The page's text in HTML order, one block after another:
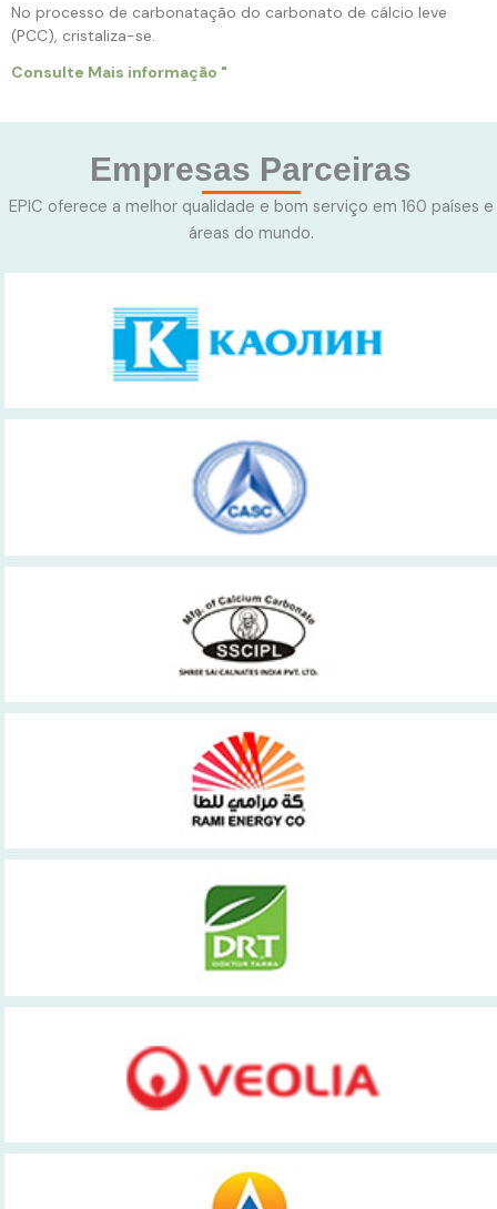
No processo de carbonatação do carbonato de cálcio leve
(PCC), cristaliza-se.
Consulte Mais informação "
Empresas Parceiras
EPIC oferece a melhor qualidade e bom serviço em 160 países e
áreas do mundo.